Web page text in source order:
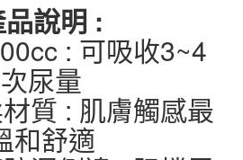
說明 :
: 可吸收3~4
次尿量
質 : 肌膚觸感最
和舒適